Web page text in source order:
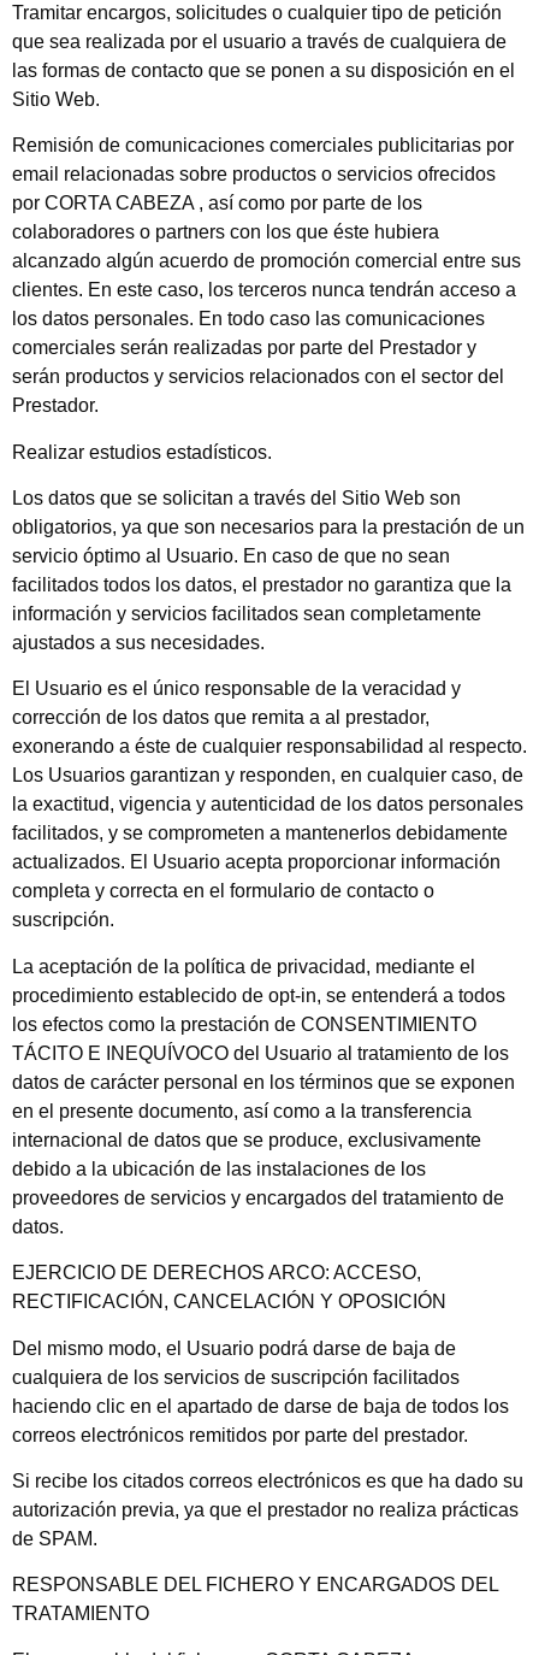
Tramitar encargos, solicitudes o cualquier tipo de petición
que sea realizada por el usuario a través de cualquiera de
las formas de contacto que se ponen a su disposición en el
Sitio Web.
Remisión de comunicaciones comerciales publicitarias por
email relacionadas sobre productos o servicios ofrecidos
por CORTA CABEZA , así como por parte de los
colaboradores o partners con los que éste hubiera
alcanzado algún acuerdo de promoción comercial entre sus
clientes. En este caso, los terceros nunca tendrán acceso a
los datos personales. En todo caso las comunicaciones
comerciales serán realizadas por parte del Prestador y
serán productos y servicios relacionados con el sector del
Prestador.
Realizar estudios estadísticos.
Los datos que se solicitan a través del Sitio Web son
obligatorios, ya que son necesarios para la prestación de un
servicio óptimo al Usuario. En caso de que no sean
facilitados todos los datos, el prestador no garantiza que la
información y servicios facilitados sean completamente
ajustados a sus necesidades.
El Usuario es el único responsable de la veracidad y
corrección de los datos que remita a al prestador,
exonerando a éste de cualquier responsabilidad al respecto.
Los Usuarios garantizan y responden, en cualquier caso, de
la exactitud, vigencia y autenticidad de los datos personales
facilitados, y se comprometen a mantenerlos debidamente
actualizados. El Usuario acepta proporcionar información
completa y correcta en el formulario de contacto o
suscripción.
La aceptación de la política de privacidad, mediante el
procedimiento establecido de opt-in, se entenderá a todos
los efectos como la prestación de CONSENTIMIENTO
TÁCITO E INEQUÍVOCO del Usuario al tratamiento de los
datos de carácter personal en los términos que se exponen
en el presente documento, así como a la transferencia
internacional de datos que se produce, exclusivamente
debido a la ubicación de las instalaciones de los
proveedores de servicios y encargados del tratamiento de
datos.
EJERCICIO DE DERECHOS ARCO: ACCESO,
RECTIFICACIÓN, CANCELACIÓN Y OPOSICIÓN
Del mismo modo, el Usuario podrá darse de baja de
cualquiera de los servicios de suscripción facilitados
haciendo clic en el apartado de darse de baja de todos los
correos electrónicos remitidos por parte del prestador.
Si recibe los citados correos electrónicos es que ha dado su
autorización previa, ya que el prestador no realiza prácticas
de SPAM.
RESPONSABLE DEL FICHERO Y ENCARGADOS DEL
TRATAMIENTO